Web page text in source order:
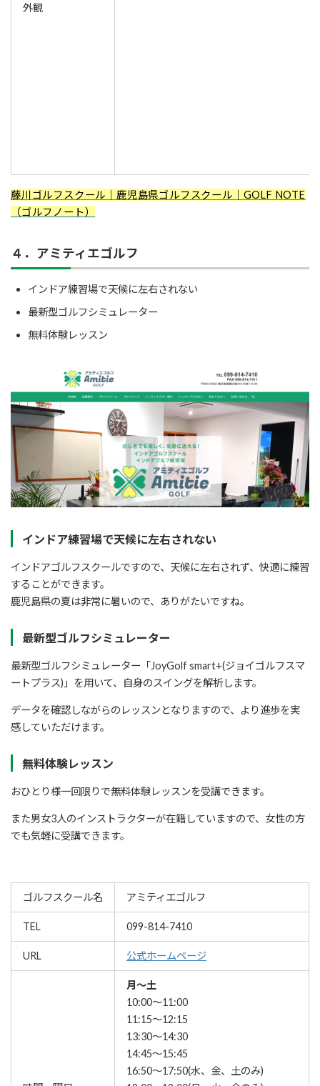
外観
藤川ゴルフスクール｜鹿児島県ゴルフスクール｜GOLF NOTE
（ゴルフノート）
４．アミティエゴルフ
インドア練習場で天候に左右されない
最新型ゴルフシミュレーター
無料体験レッスン
インドア練習場で天候に左右されない
インドアゴルフスクールですので、天候に左右されず、快適に練習
することができます。
鹿児島県の夏は非常に暑いので、ありがたいですね。
最新型ゴルフシミュレーター
最新型ゴルフシミュレーター「JoyGolf smart+(ジョイゴルフスマ
ートプラス)」を用いて、自身のスイングを解析します。
データを確認しながらのレッスンとなりますので、より進歩を実
感していただけます。
無料体験レッスン
おひとり様一回限りで無料体験レッスンを受講できます。
また男女3人のインストラクターが在籍していますので、女性の方
でも気軽に受講できます。
ゴルフスクール名 アミティエゴルフ
TEL 099-814-7410
URL 公式ホームページ
月～土
10:00～11:00
11:15～12:15
13:30～14:30
14:45～15:45
16:50～17:50(水、金、土のみ)